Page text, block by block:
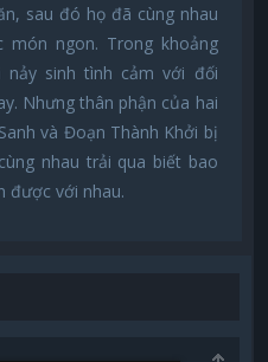
sau đó họ đã cùng nhau
ngon. Trong khoảng
sinh tình cảm với đối
Nhưng thân phận của hai
và Đoạn Thành Khởi bị
nhau trải qua biết bao
được với nhau.